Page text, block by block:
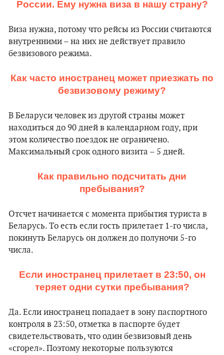
России. Ему нужна виза в нашу страну?
Виза нужна, потому что рейсы из России считаются
внутренними – на них не действует правило
безвизового режима.
Как часто иностранец может приезжать по
безвизовому режиму?
В Беларуси человек из другой страны может
находиться до 90 дней в календарном году, при
этом количество поездок не ограничено.
Максимальный срок одного визита – 5 дней.
Как правильно подсчитать дни
пребывания?
Отсчет начинается с момента прибытия туриста в
Беларусь. То есть если гость прилетает 1-го числа,
покинуть Беларусь он должен до полуночи 5-го
числа.
Если иностранец прилетает в 23:50, он
теряет одни сутки пребывания?
Да. Если иностранец попадает в зону паспортного
контроля в 23:50, отметка в паспорте будет
свидетельствовать, что один безвизовый день
«сгорел». Поэтому некоторые пользуются